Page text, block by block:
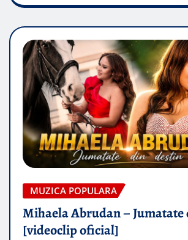
MUZICA POPULARA
Mihaela Abrudan –
[videoclip oficial]